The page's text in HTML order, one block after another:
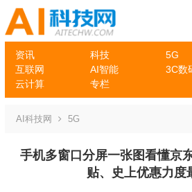
资讯 科技 5G
互联网
AI智能 3C数
云计算
专栏
AI科技网 5G
手机多窗口分屏一张图看懂京
贴、史上优惠力度